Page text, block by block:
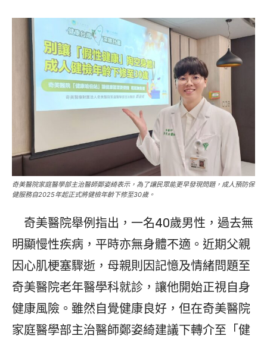
奇美醫院家庭醫學部主治醫師鄭姿綺表示，為了讓民眾能更早發現問題，成人預防保
健服務自2025年起正式將健檢年齡下修至30歲。
奇美醫院舉例指出，一名40歲男性，過去無
明顯慢性疾病，平時亦無身體不適。近期父親
因心肌梗塞驟逝，母親則因記憶及情緒問題至
奇美醫院老年醫學科就診，讓他開始正視自身
健康風險。雖然自覺健康良好，但在奇美醫院
家庭醫學部主治醫師鄭姿綺建議下轉介至「健